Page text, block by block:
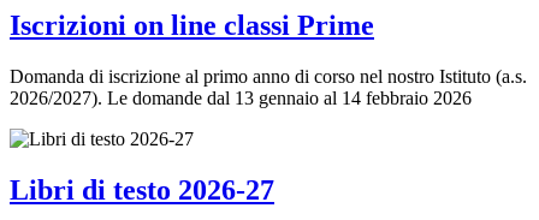
Iscrizioni on line classi Prime
Domanda di iscrizione al primo anno di corso nel nostro Istituto (a.s.
2026/2027). Le domande dal 13 gennaio al 14 febbraio 2026
Libri di testo 2026-27